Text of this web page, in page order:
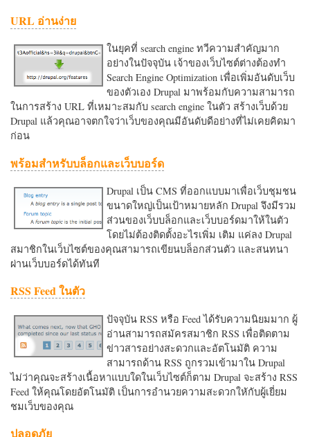
URL อ่านง่าย
ในยุคที่ search engine ทวีความสำคัญมาก
อย่างในปัจจุบัน เจ้าของเว็บไซต์ต่างต้องทำ
Search Engine Optimization เพื่อเพิ่มอันดับเว็บ
ของตัวเอง Drupal มาพร้อมกับความสามารถ
ในการสร้าง URL ที่เหมาะสมกับ search engine ในตัว สร้างเว็บด้วย
Drupal แล้วคุณอาจตกใจว่าเว็บของคุณมีอันดับดีอย่างที่ไม่เคยคิดมา
ก่อน
พร้อมสำหรับบล็อกและเว็บบอร์ด
Drupal เป็น CMS ที่ออกแบบมาเพื่อเว็บชุมชน
ขนาดใหญ่เป็นเป้าหมายหลัก Drupal จึงมีรวม
ส่วนของเว็บบล็อกและเว็บบอร์ดมาให้ในตัว
โดยไม่ต้องติดตั้งอะไรเพิ่ม เติม แค่ลง Drupal
สมาชิกในเว็บไซต์ของคุณสามารถเขียนบล็อกส่วนตัว และสนทนา
ผ่านเว็บบอร์ดได้ทันที
RSS Feed ในตัว
ปัจจุบัน RSS หรือ Feed ได้รับความนิยมมาก ผู้
อ่านสามารถสมัครสมาชิก RSS เพื่อติดตาม
ข่าวสารอย่างสะดวกและอัตโนมัติ ความ
สามารถด้าน RSS ถูกรวมเข้ามาใน Drupal
ไม่ว่าคุณจะสร้างเนื้อหาแบบใดในเว็บไซต์ก็ตาม Drupal จะสร้าง RSS
Feed ให้คุณโดยอัตโนมัติ เป็นการอำนวยความสะดวกใหักับผู้เยี่ยม
ชมเว็บของคุณ
ปลอดภัย